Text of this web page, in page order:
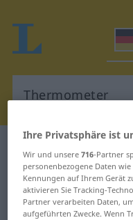
Deutsch-
für
Ihre Privatsphäre ist
Wir und unsere716-Partner
personenbezogene Daten
Kennungen auf Ihrem Gerät
aktivieren Sie Tracking-
Partner verarbeiten Daten,
aufgeführten Zwecke. Wenn